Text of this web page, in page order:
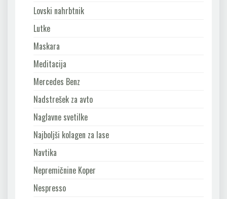
Lovski nahrbtnik
Lutke
Maskara
Meditacija
Mercedes Benz
Nadstrešek za avto
Naglavne svetilke
Najboljši kolagen za lase
Navtika
Nepremičnine Koper
Nespresso